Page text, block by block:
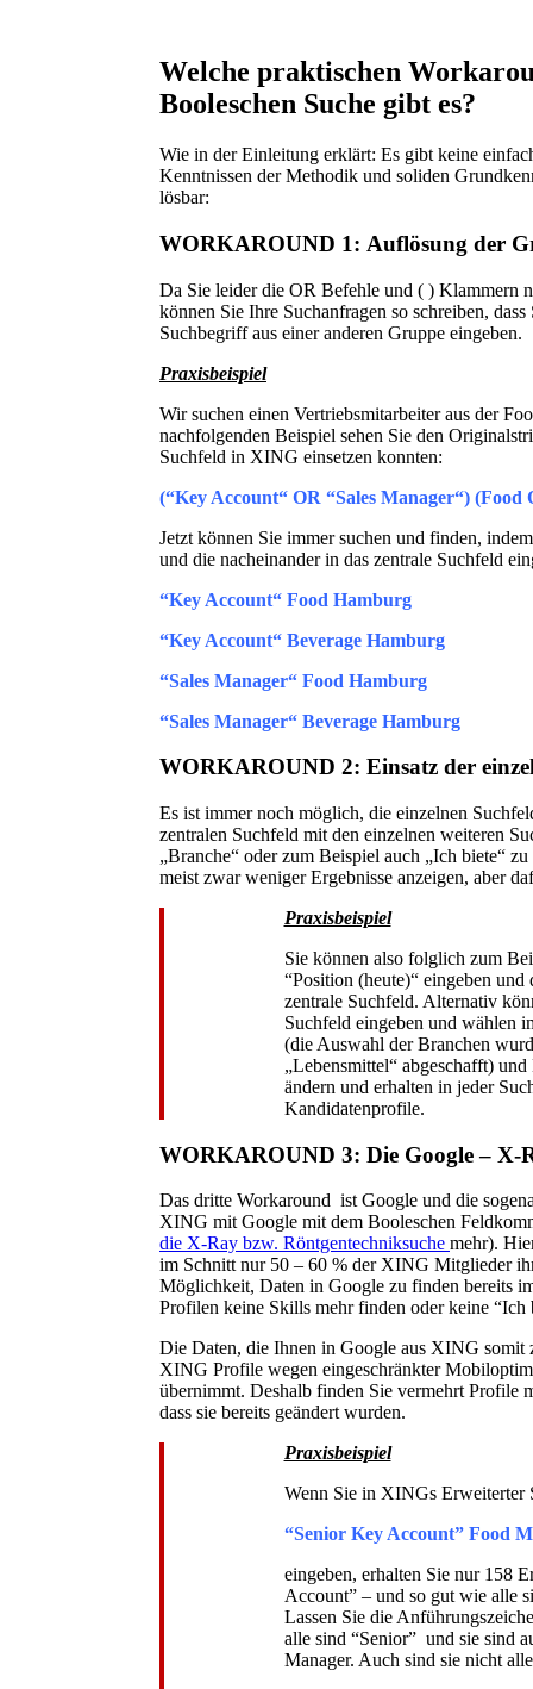
Welche praktischen
Booleschen Suche gibt es?
Wie in der Einleitung erklärt: Es gibt keine
Kenntnissen der Methodik und soliden
lösbar:
WORKAROUND 1: Auflösung der
Da Sie leider die OR Befehle und ( ) Klammern
können Sie Ihre Suchanfragen so schreiben,
Suchbegriff aus einer anderen Gruppe eingeben.
Praxisbeispiel
Wir suchen einen Vertriebsmitarbeiter aus der
nachfolgenden Beispiel sehen Sie den
Suchfeld in XING einsetzen konnten:
(“Key Account“ OR “Sales Manager“) (Food
Jetzt können Sie immer suchen und finden,
und die nacheinander in das zentrale Suchfeld
“Key Account“ Food Hamburg
“Key Account“ Beverage Hamburg
“Sales Manager“ Food Hamburg
“Sales Manager“ Beverage Hamburg
WORKAROUND 2: Einsatz der
Es ist immer noch möglich, die einzelnen
zentralen Suchfeld mit den einzelnen weiteren
„Branche“ oder zum Beispiel auch „Ich biete“
meist zwar weniger Ergebnisse anzeigen, aber
Praxisbeispiel
Sie können also folglich zum
“Position (heute)“ eingeben
zentrale Suchfeld. Alternativ
Suchfeld eingeben und wählen
(die Auswahl der Branchen
„Lebensmittel“ abgeschafft)
ändern und erhalten in jeder
Kandidatenprofile.
WORKAROUND 3: Die Google – X-
Das dritte Workaround ist Google und die
XING mit Google mit dem Booleschen
die X-Ray bzw. Röntgentechniksuche mehr).
im Schnitt nur 50 – 60 % der XING Mitglieder
Möglichkeit, Daten in Google zu finden bereits
Profilen keine Skills mehr finden oder keine “Ich
Die Daten, die Ihnen in Google aus XING somit
XING Profile wegen eingeschränkter
übernimmt. Deshalb finden Sie vermehrt Profile
dass sie bereits geändert wurden.
Praxisbeispiel
Wenn Sie in XINGs Erweiterter
“Senior Key Account” Food
eingeben, erhalten Sie nur 158
Account” – und so gut wie alle
Lassen Sie die
alle sind “Senior” und sie sind
Manager. Auch sind sie nicht